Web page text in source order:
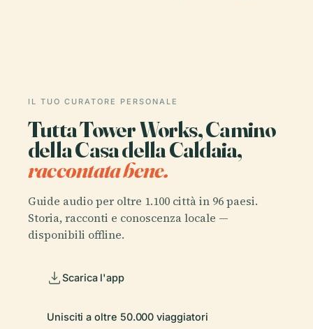
IL TUO CURATORE PERSONALE
Tutta Tower Works, Camino
della Casa della Caldaia,
raccontata bene.
Guide audio per oltre 1.100 città in 96 paesi.
Storia, racconti e conoscenza locale —
disponibili offline.
Scarica l'app
Unisciti a oltre 50.000 viaggiatori